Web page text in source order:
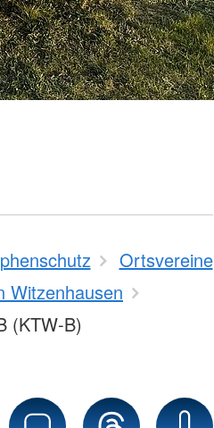
Ortsvereine
Witzenhausen
(KTW-B)